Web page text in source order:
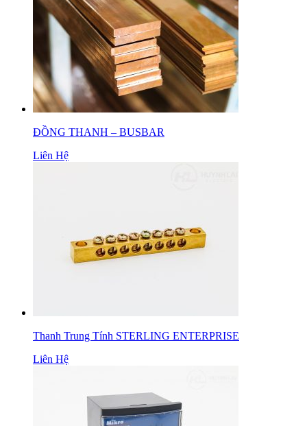
ĐỒNG THANH – BUSBAR
Liên Hệ
Thanh Trung Tính STERLING ENTERPRISE
Liên Hệ